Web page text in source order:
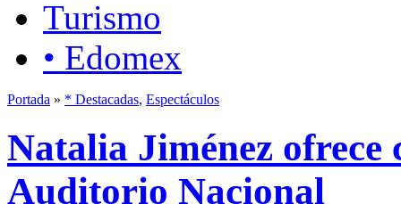
Turismo
• Edomex
Portada » * Destacadas, Espectáculos
Natalia Jiménez
Auditorio Nacional